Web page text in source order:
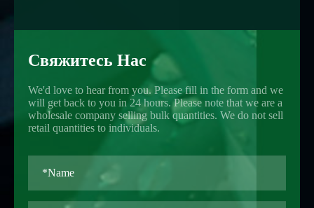
Свяжитесь Нас
We'd love to hear from you. Please fill in the form and we
will get back to you in 24 hours. Please note that we are a
wholesale company selling bulk quantities. We do not sell
retail quantities to individuals.